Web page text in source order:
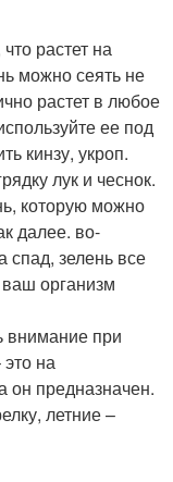
растет на
можно сеять не
растет в любое
ее под
кинзу, укроп.
лук и чеснок.
которую можно
далее. во-
спад, зелень все
организм
внимание при
на
он предназначен.
летние –